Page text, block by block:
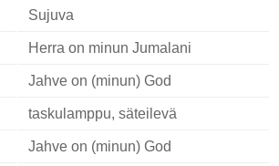
Sujuva
Herra on minun Jumalani
Jahve on (minun) God
taskulamppu, säteilevä
Jahve on (minun) God